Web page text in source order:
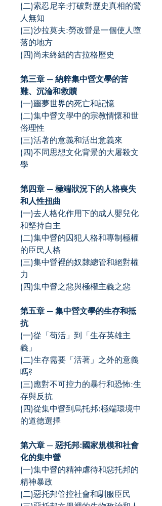
(二)索忍尼辛:打破對歷史真相的驚
人無知
(三)沙拉莫夫:勞改營是一個使人墮
落的地方
(四)尚未終結的古拉格歷史
第三章 ─ 納粹集中營文學的苦
難、沉淪和救贖
(一)噩夢世界的死亡和記憶
(二)集中營文學中的宗教情懷和世
俗理性
(三)活著的意義和活出意義來
(四)不同思想文化背景的大屠殺文
學
第四章 ─ 極端狀況下的人格喪失
和人性扭曲
(一)去人格化作用下的成人嬰兒化
和堅持自主
(二)集中營的囚犯人格和專制極權
的臣民人格
(三)集中營裡的奴隸總管和絕對權
力
(四)集中營之惡與極權主義之惡
第五章 ─ 集中營文學的生存和抵
抗
(一)從「苟活」到「生存英雄主
義」
(二)生存需要「活著」之外的意義
嗎?
(三)應對不可控力的暴行和恐怖:生
存與反抗
(四)從集中營到烏托邦:極端環境中
的道德選擇
第六章 ─ 惡托邦:國家規模和社會
化的集中營
(一)集中營的精神虐待和惡托邦的
精神暴政
(二)惡托邦管控社會和馴服臣民